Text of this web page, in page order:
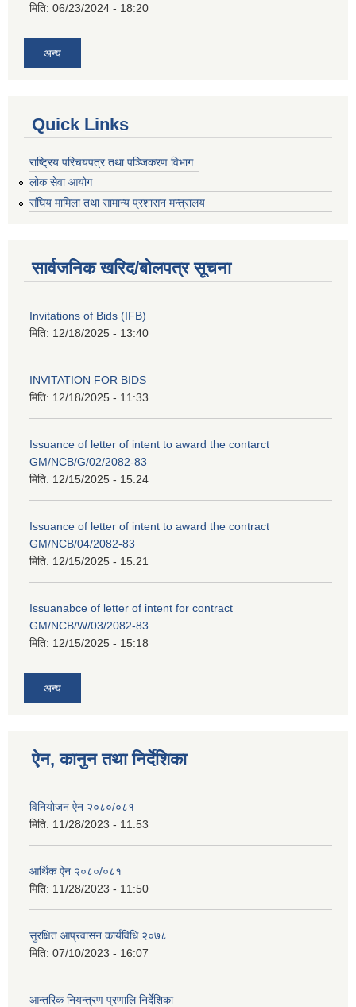
मिति: 06/23/2024 - 18:20
अन्य
Quick Links
राष्ट्रिय परिचयपत्र तथा पञ्जिकरण विभाग
लोक सेवा आयोग
संघिय मामिला तथा सामान्य प्रशासन मन्त्रालय
सार्वजनिक खरिद/बोलपत्र सूचना
Invitations of Bids (IFB)
मिति: 12/18/2025 - 13:40
INVITATION FOR BIDS
मिति: 12/18/2025 - 11:33
Issuance of letter of intent to award the contarct
GM/NCB/G/02/2082-83
मिति: 12/15/2025 - 15:24
Issuance of letter of intent to award the contract
GM/NCB/04/2082-83
मिति: 12/15/2025 - 15:21
Issuanabce of letter of intent for contract
GM/NCB/W/03/2082-83
मिति: 12/15/2025 - 15:18
अन्य
ऐन, कानुन तथा निर्देशिका
विनियोजन ऐन २०८०/०८१
मिति: 11/28/2023 - 11:53
आर्थिक ऐन २०८०/०८१
मिति: 11/28/2023 - 11:50
सुरक्षित आप्रवासन कार्यविधि २०७८
मिति: 07/10/2023 - 16:07
आन्तरिक नियन्त्रण प्रणालि निर्देशिका